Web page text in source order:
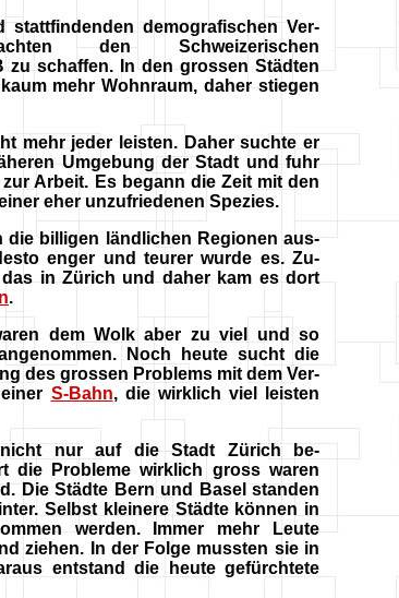
stattfindenden demografischen Ver-
den Schweizerischen
zu schaffen. In den grossen Städten
mehr Wohnraum, daher stiegen
mehr jeder leisten. Daher suchte er
Umgebung der Stadt und fuhr
Arbeit. Es begann die Zeit mit den
eher unzufriedenen Spezies.
die billigen ländlichen Regionen aus-
enger und teurer wurde es. Zu-
in Zürich und daher kam es dort
.
dem Wolk aber zu viel und so
Noch heute sucht die
des grossen Problems mit dem Ver-
S-Bahn, die wirklich viel leisten
nur auf die Stadt Zürich be-
die Probleme wirklich gross waren
Die Städte Bern und Basel standen
Selbst kleinere Städte können in
werden. Immer mehr Leute
ziehen. In der Folge mussten sie in
entstand die heute gefürchtete